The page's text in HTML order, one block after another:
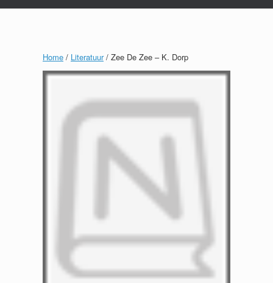
Home / Literatuur/ Zee De Zee – K. Dorp